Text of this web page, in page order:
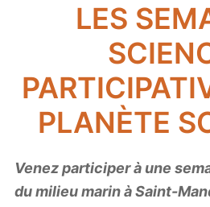
LES
PLANÈTE
Venez participer à une
du milieu marin à Saint-